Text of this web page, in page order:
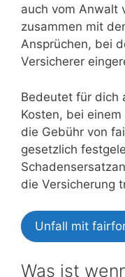
auch vom Anwalt
zusammen mit
Ansprüchen, bei
Versicherer
Bedeutet für dich
Kosten, bei
die Gebühr von
gesetzlich
die Versicherung
Unfall mit
Was ist